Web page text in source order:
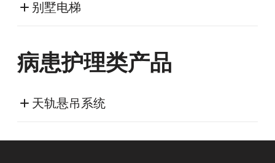
别墅电梯
病患护理类产品
天轨悬吊系统